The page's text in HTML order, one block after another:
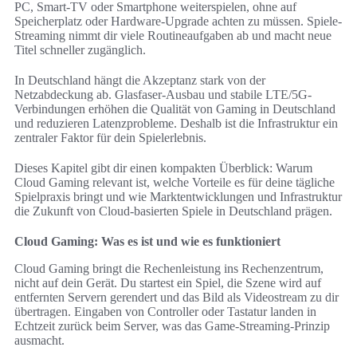
PC, Smart-TV oder Smartphone weiterspielen, ohne auf
Speicherplatz oder Hardware-Upgrade achten zu müssen. Spiele-
Streaming nimmt dir viele Routineaufgaben ab und macht neue
Titel schneller zugänglich.
In Deutschland hängt die Akzeptanz stark von der
Netzabdeckung ab. Glasfaser-Ausbau und stabile LTE/5G-
Verbindungen erhöhen die Qualität von Gaming in Deutschland
und reduzieren Latenzprobleme. Deshalb ist die Infrastruktur ein
zentraler Faktor für dein Spielerlebnis.
Dieses Kapitel gibt dir einen kompakten Überblick: Warum
Cloud Gaming relevant ist, welche Vorteile es für deine tägliche
Spielpraxis bringt und wie Marktentwicklungen und Infrastruktur
die Zukunft von Cloud-basierten Spiele in Deutschland prägen.
Cloud Gaming: Was es ist und wie es funktioniert
Cloud Gaming bringt die Rechenleistung ins Rechenzentrum,
nicht auf dein Gerät. Du startest ein Spiel, die Szene wird auf
entfernten Servern gerendert und das Bild als Videostream zu dir
übertragen. Eingaben von Controller oder Tastatur landen in
Echtzeit zurück beim Server, was das Game-Streaming-Prinzip
ausmacht.